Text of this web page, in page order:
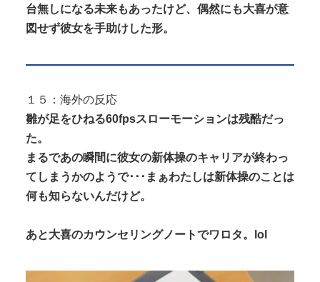
台無しになる未来もあったけど、偶然にも大喜が意
図せず彼女を手助けした形。
１５：海外の反応
雛が足をひねる60fpsスローモーションは残酷だっ
た。
まるであの瞬間に彼女の新体操のキャリアが終わっ
てしまうかのようで･･･まぁわたしは新体操のことは
何も知らないんだけど。
あと大喜のカウンセリングノートでワロタ。lol